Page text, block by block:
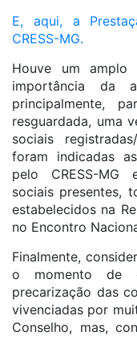
E, aqui, a
CRESS-MG.
Houve um
importância da
principalmente,
resguardada, uma
sociais
foram indicadas
pelo CRESS-MG
sociais presentes,
estabelecidos na
no Encontro
Finalmente,
o momento de
precarização das
vivenciadas por
Conselho, mas,